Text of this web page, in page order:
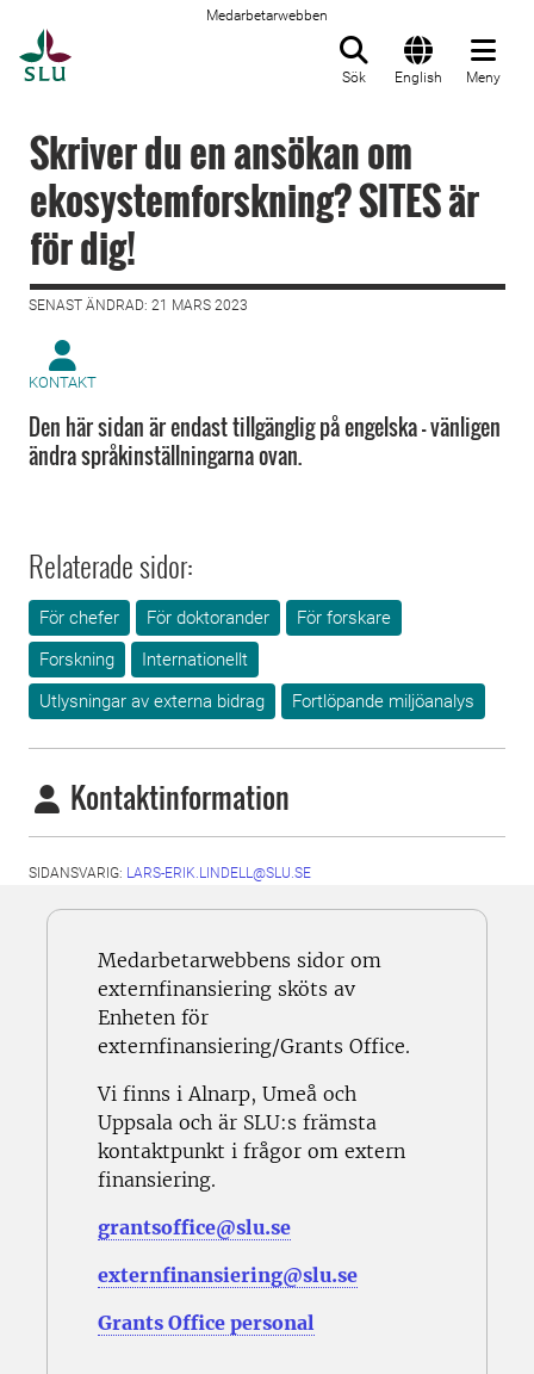
Medarbetarwebben
Sök English Meny
Skriver du en ansökan om
ekosystemforskning? SITES är
för dig!
SENAST ÄNDRAD: 21 MARS 2023
KONTAKT
Den här sidan är endast tillgänglig på engelska - vänligen
ändra språkinställningarna ovan.
Relaterade sidor:
För chefer För doktorander
För forskare
Forskning
Internationellt
Utlysningar av externa bidrag
Fortlöpande miljöanalys
Kontaktinformation
SIDANSVARIG: LARS-ERIK.LINDELL@SLU.SE
Medarbetarwebbens sidor om
externfinansiering sköts av
Enheten för
externfinansiering/Grants Office.
Vi finns i Alnarp, Umeå och
Uppsala och är SLU:s främsta
kontaktpunkt i frågor om extern
finansiering.
grantsoffice@slu.se
externfinansiering@slu.se
Grants Office personal